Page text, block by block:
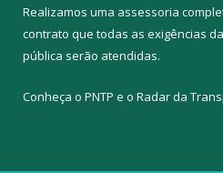
Realizamos uma assessoria
contrato que todas as exigências
pública serão atendidas.
Conheça o PNTP e o Radar da